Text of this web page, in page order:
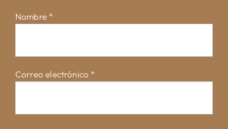
Nombre *
Correo electrónico *